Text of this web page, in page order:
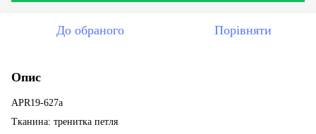
До обраного Порівняти
Опис
APR19-627a
Тканина: тренитка петля